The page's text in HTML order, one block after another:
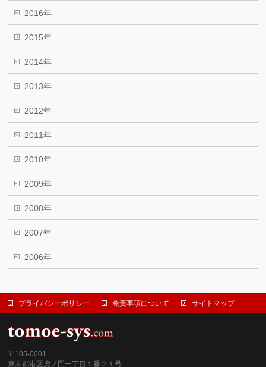
2016年
2015年
2014年
2013年
2012年
2011年
2010年
2009年
2008年
2007年
2006年
プライバシーポリシー 免責事項について サイトマップ
〒105-0001
東京都港区虎ノ門一丁目１番２１号